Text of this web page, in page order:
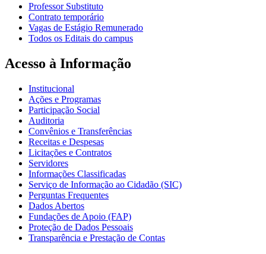
Professor Substituto
Contrato temporário
Vagas de Estágio Remunerado
Todos os Editais do campus
Acesso à Informação
Institucional
Ações e Programas
Participação Social
Auditoria
Convênios e Transferências
Receitas e Despesas
Licitações e Contratos
Servidores
Informações Classificadas
Serviço de Informação ao Cidadão (SIC)
Perguntas Frequentes
Dados Abertos
Fundações de Apoio (FAP)
Proteção de Dados Pessoais
Transparência e Prestação de Contas